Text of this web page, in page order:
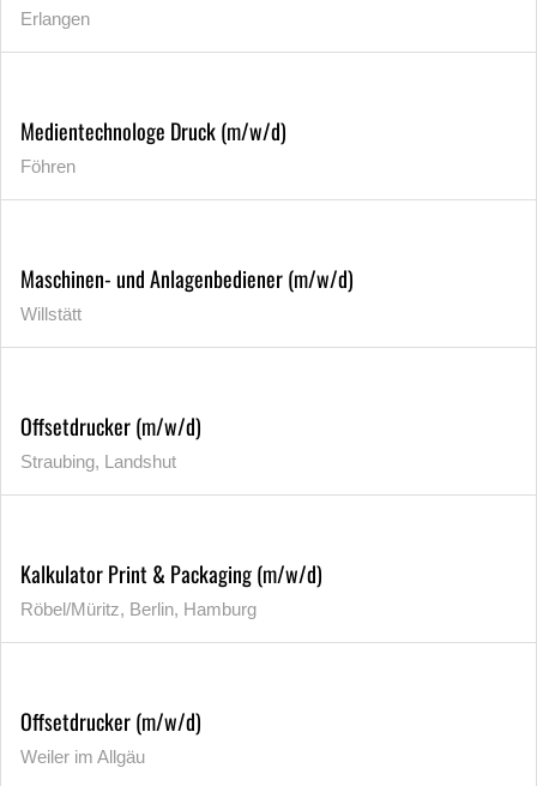
Erlangen
Medientechnologe Druck (m/w/d)
Föhren
Maschinen- und Anlagenbediener (m/w/d)
Willstätt
Offsetdrucker (m/w/d)
Straubing, Landshut
Kalkulator Print & Packaging (m/w/d)
Röbel/Müritz, Berlin, Hamburg
Offsetdrucker (m/w/d)
Weiler im Allgäu